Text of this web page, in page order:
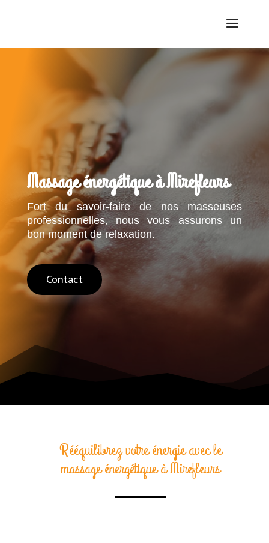
Massage énergétique à Mirefleurs
Fort du savoir-faire de nos masseuses
professionnelles, nous vous assurons un
bon moment de relaxation.
Contact
Rééquilibrez votre énergie avec le
massage énergétique à Mirefleurs